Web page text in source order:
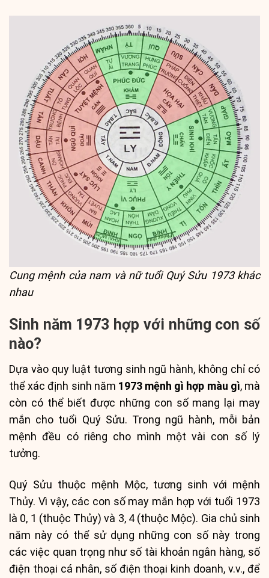
Cung mệnh của nam và nữ tuổi Quý Sửu 1973 khác
nhau
Sinh năm 1973 hợp với những con số
nào?
Dựa vào quy luật tương sinh ngũ hành, không chỉ có
thể xác định sinh năm 1973 mệnh gì hợp màu gì, mà
còn có thể biết được những con số mang lại may
mắn cho tuổi Quý Sửu. Trong ngũ hành, mỗi bản
mệnh đều có riêng cho mình một vài con số lý
tưởng.
Quý Sửu thuộc mệnh Mộc, tương sinh với mệnh
Thủy. Vì vậy, các con số may mắn hợp với tuổi 1973
là 0, 1 (thuộc Thủy) và 3, 4 (thuộc Mộc). Gia chủ sinh
năm này có thể sử dụng những con số này trong
các việc quan trọng như số tài khoản ngân hàng, số
điện thoại cá nhân, số điện thoại kinh doanh, v.v., để